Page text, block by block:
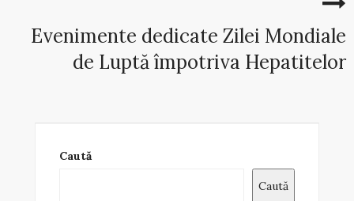
Evenimente dedicate Zilei Mondiale
de Luptă împotriva Hepatitelor
Caută
Caută